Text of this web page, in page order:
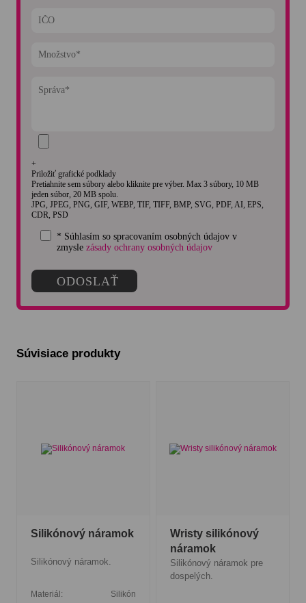
+
Priložiť grafické podklady
Pretiahnite sem súbory alebo kliknite pre výber. Max 3 súbory, 10 MB
jeden súbor, 20 MB spolu.
JPG, JPEG, PNG, GIF, WEBP, TIF, TIFF, BMP, SVG, PDF, AI, EPS,
CDR, PSD
* Súhlasím so spracovaním osobných údajov v
zmysle zásady ochrany osobných údajov
Súvisiace produkty
Silikónový náramok
Silikónový náramok.
Materiál: Silikón
Wristy silikónový
náramok
Silikónový náramok pre
dospelých.